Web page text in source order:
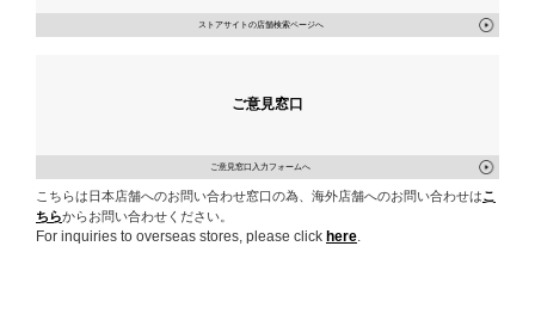
ストアサイトの店舗検索ページへ
ご意見窓口
ご意見窓口入力フォームへ
こちらは日本店舗へのお問い合わせ窓口の為、海外店舗へのお問い合わせはこ
ちらからお問い合わせください。
For inquiries to overseas stores, please click here.